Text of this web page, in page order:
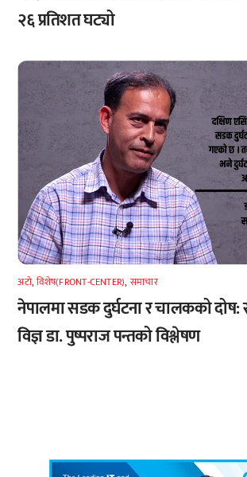
२६ प्रतिशत घट्यो
अटाे,विशेष(FRONT-CENTER), समाचार
नेपालमा सडक दुर्घटना र चालकको दोष:
विज्ञ डा. पुष्पराज पन्तको विश्लेषण